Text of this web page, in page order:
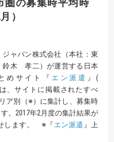
圏の募集時平均時
）
ャパン株式会社（本社：東
鈴木 孝二）が運営する日本
めサイト『 エン派遣 』(
、サイトに掲載されたすべ
ア別（※）に集計し、募集時
。2017年2月度の集計結果が
します。 ※『エン派遣 』上